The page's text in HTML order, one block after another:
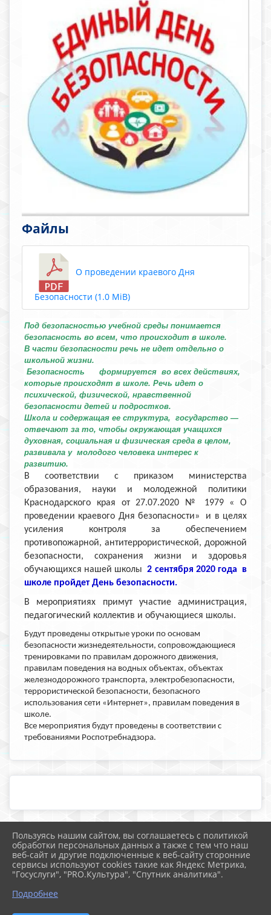
Файлы
О проведении краевого Дня
Безопасности (1.0 MiB)
Под безопасностью учебной среды понимается
безопасность во всем, что происходит в школе.
В части безопасности речь не идет отдельно о
школьной жизни.
Безопасность формируется во всех действиях,
которые происходят в школе. Речь идет о
психической, физической, нравственной
безопасности детей и подростков.
Школа и содержащая ее структура, государство —
отвечают за то, чтобы окружающая учащихся
духовная, социальная и физическая среда в целом,
развивала у молодого человека интерес к
развитию.
В соответствии с приказом министерства
образования, науки и молодежной политики
Краснодарского края от 27.07.2020 № 1979 « О
проведении краевого Дня безопасности» и в целях
усиления контроля за обеспечением
противопожарной, антитеррористической, дорожной
безопасности, сохранения жизни и здоровья
обучающихся нашей школы 2 сентября 2020 года в
школе пройдет День безопасности.
В мероприятиях примут участие администрация,
педагогический коллектив и обучающиеся школы.
Будут проведены открытые уроки по основам
безопасности жизнедеятельности, сопровождающиеся
тренировками по правилам дорожного движения,
правилам поведения на водных объектах, объектах
железнодорожного транспорта, электробезопасности,
террористической безопасности, безопасного
использования сети «Интернет», правилам поведения в
школе.
Все мероприятия будут проведены в соответствии с
требованиями Роспотребнадзора.
2026 г. school25.mostobr.ru
Вход
Карта сайта
Политика обработки персональных данных
Сделано на KubCMS
Пользуясь нашим сайтом, вы соглашаетесь с политикой
обработки персональных данных а также с тем что наш
веб-сайт и другие подключенные к веб-сайту сторонние
сервисы используют cookies такие как Яндекс Метрика,
"Госуслуги", "PRO.Культура", "Спутник аналитика".
Подробнее